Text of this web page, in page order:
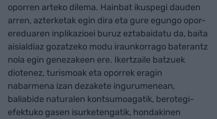
oporren arteko dilema. Hainbat ikuspegi dauden
arren, azterketak egin dira eta gure egungo opor-
ereduaren inplikazioei buruz eztabaidatu da, baita
aisialdiaz gozatzeko modu iraunkorrago baterantz
nola egin genezakeen ere. Ikertzaile batzuek
diotenez, turismoak eta oporrek eragin
nabarmena izan dezakete ingurumenean,
baliabide naturalen kontsumoagatik, berotegi-
efektuko gasen isurketengatik, hondakinen